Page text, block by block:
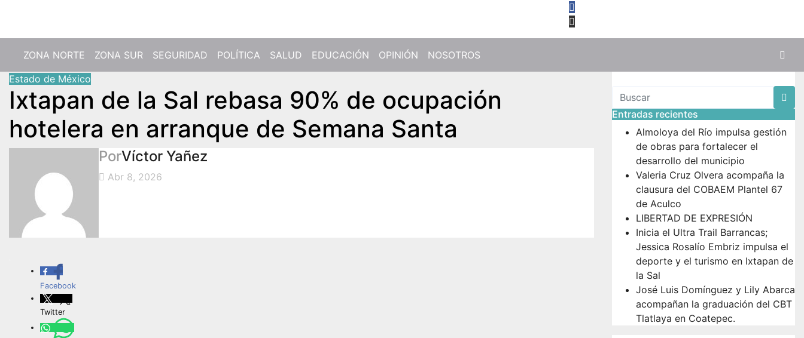
ZONA NORTE ZONA SUR SEGURIDAD POLÍTICA SALUD EDUCACIÓN OPINIÓN
NOSOTROS
Estado de México
Ixtapan de la Sal rebasa 90% de ocupación
hotelera en arranque de Semana Santa
PorVíctor Yañez
Abr 8, 2026
Facebook
Twitter
Entradas recientes
Almoloya del Río impulsa gestión
de obras para fortalecer el
desarrollo del municipio
Valeria Cruz Olvera acompaña la
clausura del COBAEM Plantel 67
de Aculco
LIBERTAD DE EXPRESIÓN
Inicia el Ultra Trail Barrancas;
Jessica Rosalío Embriz impulsa el
deporte y el turismo en Ixtapan de
la Sal
José Luis Domínguez y Lily Abarca
acompañan la graduación del CBT
Tlatlaya en Coatepec.